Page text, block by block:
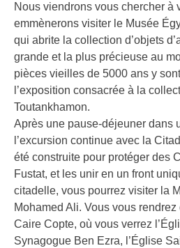
Nous viendrons vous chercher à
emmènerons visiter le Musée
qui abrite la collection d’objets
grande et la plus précieuse au
pièces vieilles de 5000 ans y
l’exposition consacrée à la
Toutankhamon.
Après une pause-déjeuner dans
l’excursion continue avec la
été construite pour protéger des
Fustat, et les unir en un front
citadelle, vous pourrez visiter la
Mohamed Ali. Vous vous
Caire Copte, où vous verrez
Synagogue Ben Ezra, l’Église